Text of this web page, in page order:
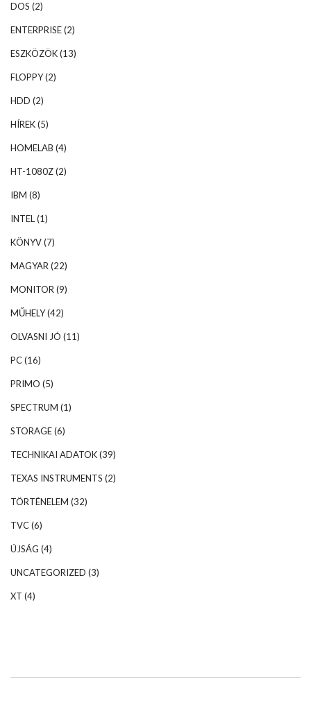
DOS (2)
ENTERPRISE(2)
ESZKÖZÖK(13)
FLOPPY(2)
HDD (2)
HÍREK(5)
HOMELAB (4)
HT-1080Z(2)
IBM (8)
INTEL(1)
KÖNYV(7)
MAGYAR (22)
MONITOR (9)
MŰHELY(42)
OLVASNI JÓ (11)
PC(16)
PRIMO (5)
SPECTRUM (1)
STORAGE(6)
TECHNIKAI ADATOK(39)
TEXAS INSTRUMENTS (2)
TÖRTÉNELEM (32)
TVC(6)
ÚJSÁG (4)
UNCATEGORIZED (3)
XT (4)